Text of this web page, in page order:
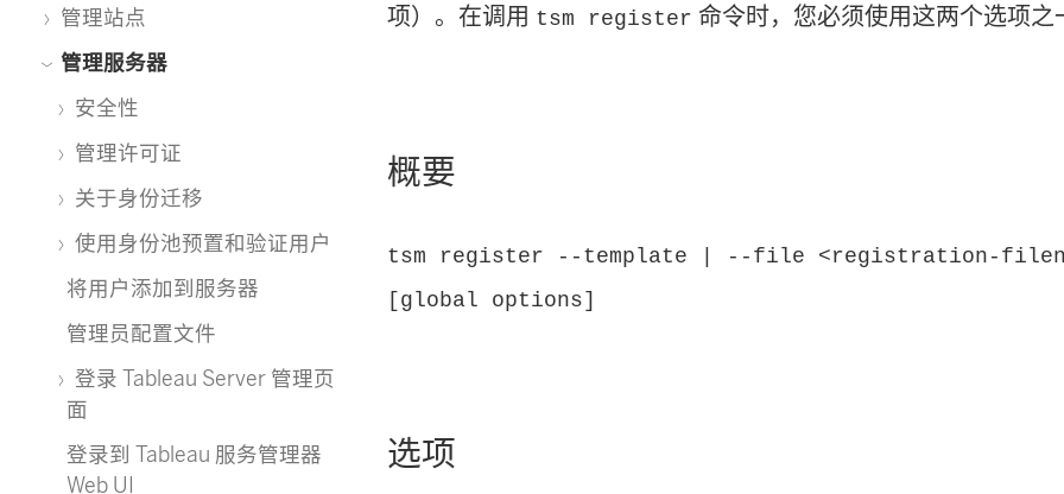
管理站点
管理服务器
安全性
管理许可证
关于身份迁移
使用身份池预置和验证用户
将用户添加到服务器
管理员配置文件
登录 Tableau Server 管理页
面
登录到 Tableau 服务管理器
Web UI
项）。在调用 tsm register 命令时，您必须使用这两个选项之
概要
tsm register --template | --file <registration-
[global options]
选项